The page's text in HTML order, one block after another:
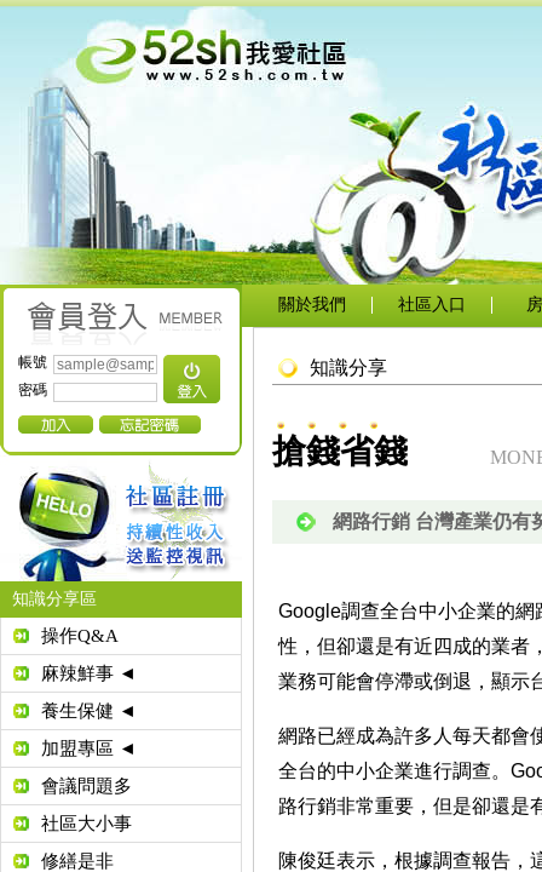
帳號
密碼
知識分享區
操作Q&A
麻辣鮮事 ◄
養生保健 ◄
加盟專區 ◄
會議問題多
社區大小事
修繕是非
關於我們 社區入口
知識分享
搶錢省錢
網路行銷 台灣產業仍有
Google調查全台中小企業的
性，但卻還是有近四成的業者
業務可能會停滯或倒退，顯示
網路已經成為許多人每天都會
全台的中小企業進行調查。
路行銷非常重要，但是卻還是
陳俊廷表示，根據調查報告，